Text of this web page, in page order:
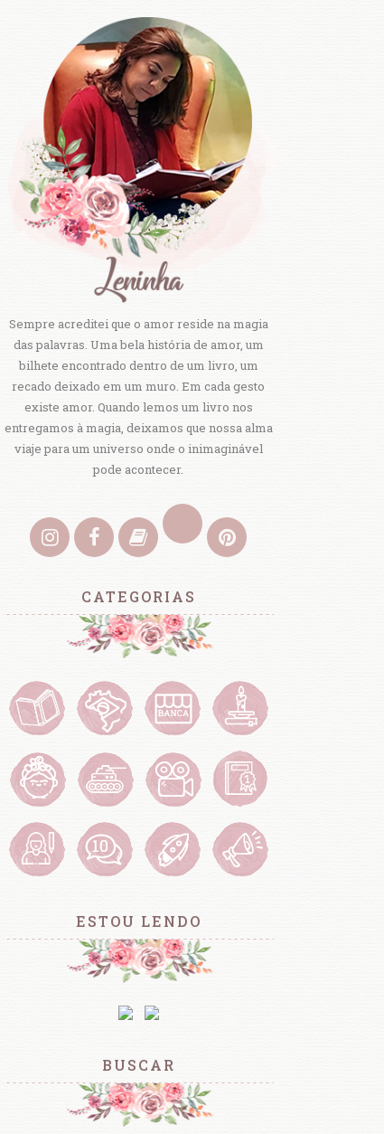
Sempre acreditei que o amor reside na magia
das palavras. Uma bela história de amor, um
bilhete encontrado dentro de um livro, um
recado deixado em um muro. Em cada gesto
existe amor. Quando lemos um livro nos
entregamos à magia, deixamos que nossa alma
viaje para um universo onde o inimaginável
pode acontecer.
CATEGORIAS
ESTOU LENDO
BUSCAR